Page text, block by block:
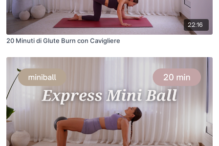
22:16
20 Minuti di Glute Burn con Cavigliere